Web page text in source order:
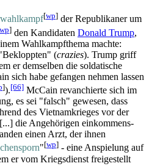
[wp] der Republikaner um
wp] den Kandidaten Donald Trump,
Wahlkampfthema machte:
(crazies). Trump griff
er demselben die soldatische
sich habe gefangen nehmen lassen
]).[66] McCain revanchierte sich im
es sei "falsch" gewesen, dass
des Vietnamkrieges vor der
die Angehörigen einkommens­
einen Arzt, der ihnen
"[wp] - eine Anspielung auf
er vom Kriegsdienst freigestellt